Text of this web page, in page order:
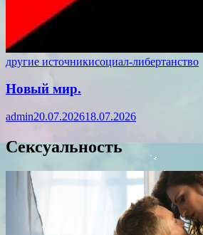
другие источникисоциал-либертанство
Новый мир.
admin20.07.202618.07.2026
Сексуальность